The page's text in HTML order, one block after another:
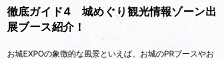
徹底ガイド4 城めぐり観光情報ゾーン出
展ブース紹介！
お城EXPOの象徴的な風景といえば、お城のPRブースやお